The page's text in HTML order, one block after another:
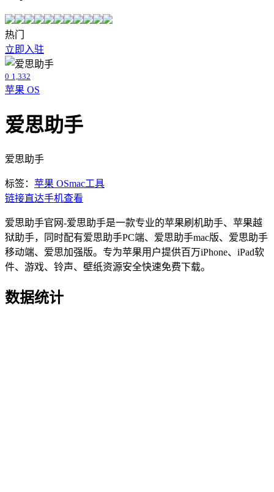
热门
立即入驻
0 1,332
苹果 OS
爱思助手
爱思助手
标签： 苹果 OSmac工具
链接直达手机查看
爱思助手官网-爱思助手是一款专业的苹果刷机助手、苹果越
狱助手，同时配有爱思助手PC端、爱思助手mac版、爱思助手
移动端、爱思加强版。专为苹果用户提供百万iPhone、iPad软
件、游戏、铃声、壁纸资源安全快速免费下载。
数据统计